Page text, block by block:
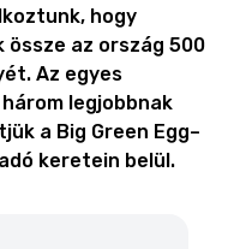
hogy
az ország 500
Az egyes
legjobbnak
a Big Green Egg–
keretein belül.